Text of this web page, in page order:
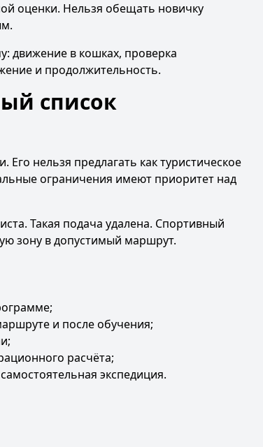
оценки. Нельзя обещать новичку
движение в кошках, проверка
и продолжительность.
список
нельзя предлагать как туристическое
ограничения имеют приоритет над
Такая подача удалена. Спортивный
зону в допустимый маршрут.
и после обучения;
расчёта;
экспедиция.